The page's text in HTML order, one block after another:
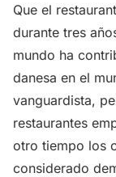
Que el
durante tres
mundo ha
danesa en el
vanguardista,
restaurantes
otro tiempo los
considerado